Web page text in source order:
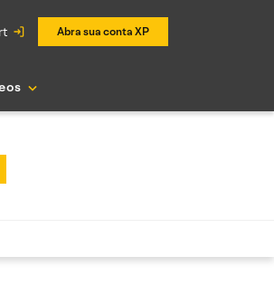
Abra sua conta XP